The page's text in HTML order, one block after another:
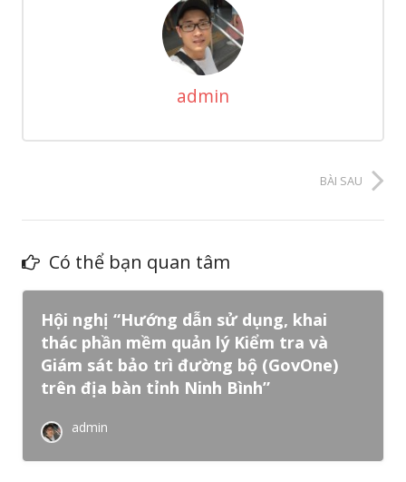
admin
BÀI SAU
Có thể bạn quan tâm
Hội nghị “Hướng dẫn sử dụng, khai
thác phần mềm quản lý Kiểm tra và
Giám sát bảo trì đường bộ (GovOne)
trên địa bàn tỉnh Ninh Bình”
admin